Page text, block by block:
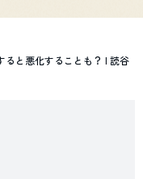
ると悪化することも？ | 読谷